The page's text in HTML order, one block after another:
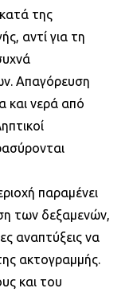
της
αντί για τη
Απαγόρευση
και νερά από
παραμένει
των δεξαμενών,
αναπτύξεις να
ακτογραμμής.
και του